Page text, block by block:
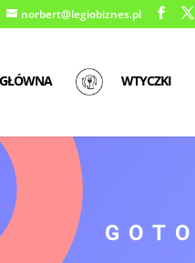
norbert@legiobiznes.pl
WTYCZKI